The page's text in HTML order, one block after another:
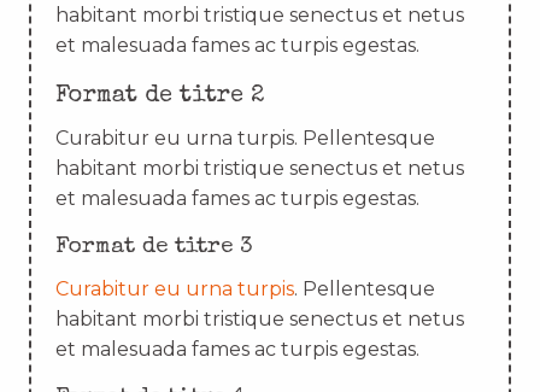
habitant morbi tristique senectus et netus
et malesuada fames ac turpis egestas.
Format de titre 2
Curabitur eu urna turpis. Pellentesque
habitant morbi tristique senectus et netus
et malesuada fames ac turpis egestas.
Format de titre 3
Curabitur eu urna turpis. Pellentesque
habitant morbi tristique senectus et netus
et malesuada fames ac turpis egestas.